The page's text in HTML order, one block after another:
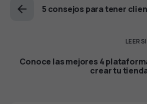
5 consejos para tener
LEER
Conoce las mejores 4
crear tu